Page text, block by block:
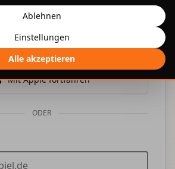
MitMicrosoftfortfahren
MitFacebookfortfahren
MitApplefortfahren
ODER
Ablehnen
Einstellungen
Alle akzeptieren